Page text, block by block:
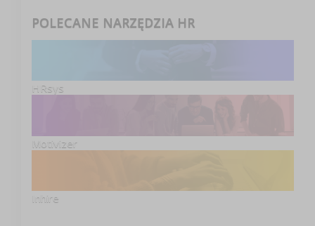
POLECANE NARZĘDZIA HR
HRsys
Motivizer
Inhire